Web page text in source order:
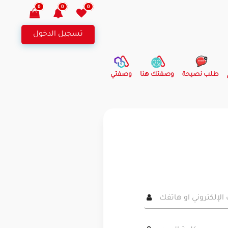
0
0
0
تسجيل الدخول
طلب نصيحة وصفتك هنا وصفتي